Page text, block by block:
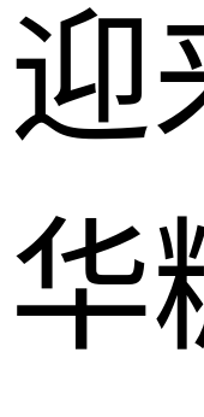
迎
华